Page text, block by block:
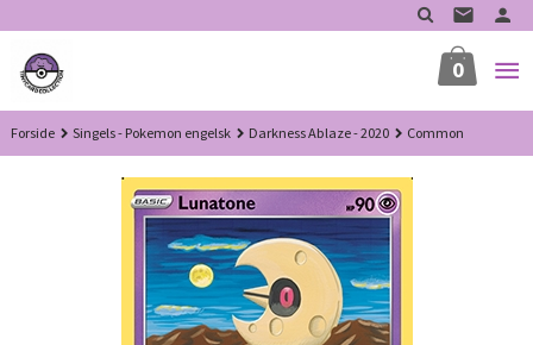
til
innholdet
0
Forside Singels - Pokemon engelsk Darkness Ablaze - 2020 Common